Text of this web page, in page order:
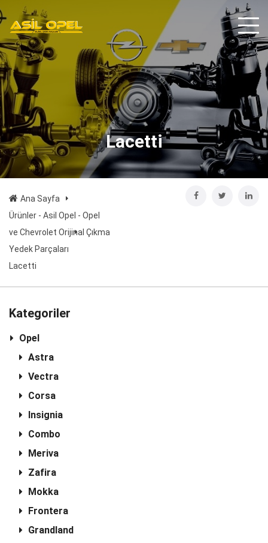
Lacetti
Ana Sayfa
Ürünler - Asil Opel - Opel
ve Chevrolet Orijinal Çıkma
Yedek Parçaları
Lacetti
Kategoriler
Opel
Astra
Vectra
Corsa
Insignia
Combo
Meriva
Zafira
Mokka
Frontera
Grandland